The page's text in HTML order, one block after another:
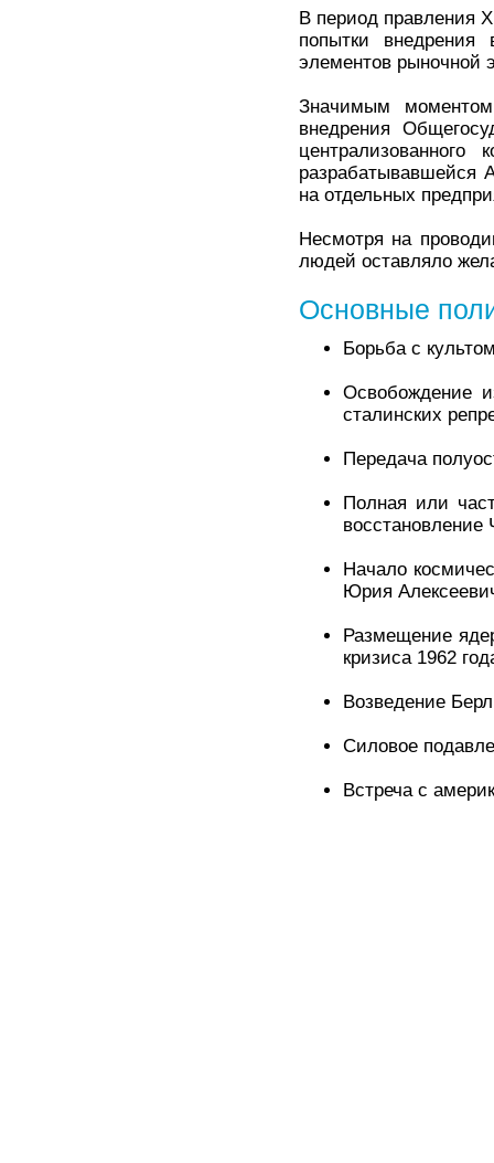
В период правления
попытки внедрения
элементов рыночной
Значимым
внедрения
централизованного
разрабатывавшейся
на отдельных
Несмотря на
людей оставляло
Основные
Борьба с
Освобождение
сталинских
Передача
Полная или
Начало
Юрия
Размещение
кризиса 1962
Возведение
Силовое
Встреча с